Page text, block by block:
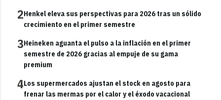
2Henkel eleva sus perspectivas para 2026 tras un sólido
crecimiento en el primer semestre
3Heineken aguanta el pulso a la inflación en el primer
semestre de 2026 gracias al empuje de su gama
premium
4Los supermercados ajustan el stock en agosto para
frenar las mermas por el calor y el éxodo vacacional